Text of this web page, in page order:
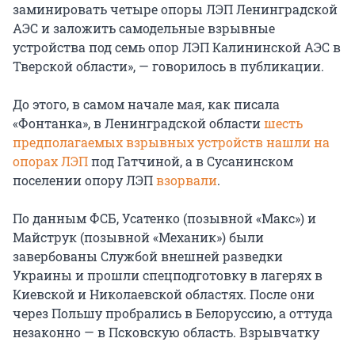
заминировать четыре опоры ЛЭП Ленинградской
АЭС и заложить самодельные взрывные
устройства под семь опор ЛЭП Калининской АЭС в
Тверской области», — говорилось в публикации.
До этого, в самом начале мая, как писала
«Фонтанка», в Ленинградской областишесть
предполагаемых взрывных устройств нашли на
опорах ЛЭПпод Гатчиной, а в Сусанинском
поселении опору ЛЭПвзорвали.
По данным ФСБ, Усатенко (позывной «Макс») и
Майструк (позывной «Механик») были
завербованы Службой внешней разведки
Украины и прошли спецподготовку в лагерях в
Киевской и Николаевской областях. После они
через Польшу пробрались в Белоруссию, а оттуда
незаконно — в Псковскую область. Взрывчатку